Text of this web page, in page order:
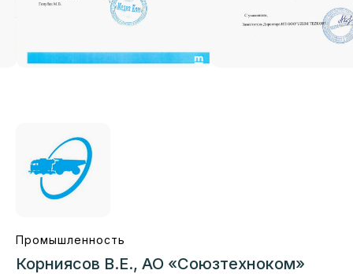
Промышленность
Корниясов В.Е., АО «Союзтехноком»